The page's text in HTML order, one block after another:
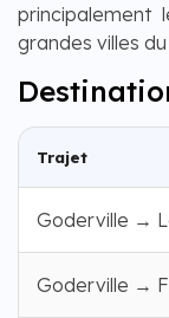
principalement
grandes villes
Trajet
Goderville →
Goderville →